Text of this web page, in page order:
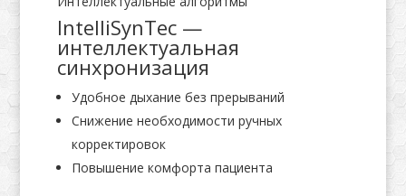
IntelliSynTec —
интеллектуальная
синхронизация
Удобное дыхание без прерываний
Снижение необходимости ручных
корректировок
Повышение комфорта пациента